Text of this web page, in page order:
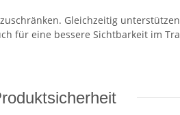
Gleichzeitig
für eine bessere Sichtbarkeit im